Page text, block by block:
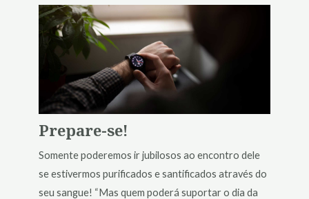
Prepare-se!
Somente poderemos ir jubilosos ao encontro dele
se estivermos purificados e santificados através do
seu sangue! “Mas quem poderá suportar o dia da